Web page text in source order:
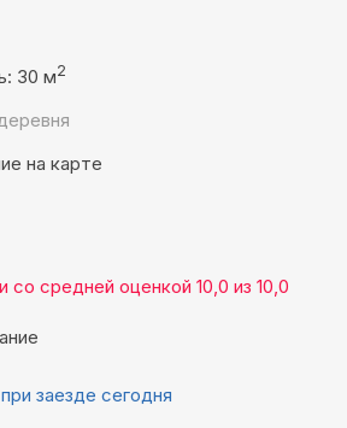
30 м2
на карте
со средней оценкой 10,0 из 10,0
заезде сегодня